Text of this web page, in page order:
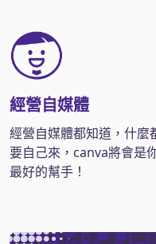
經營自媒體
經營自媒體都知道，什麼
要自己來，canva將會是
最好的幫手！